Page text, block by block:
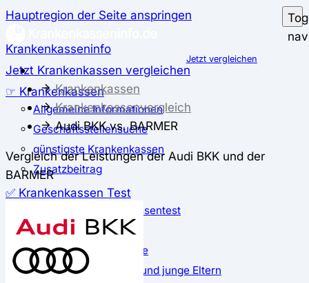
Hauptregion der Seite anspringen
Krankenkasseninfo
Jetzt Krankenkassen vergleichen
☞ Krankenkassen
Allgemeine Informationen
Geschäftsstellensuche
günstigste Krankenkassen
Zusatzbeitrag
✅ Krankenkassen Test
Der große Krankenkassentest
Test für Studierende
Test für Auszubildende
Test für Schwangere und junge Eltern
Jetzt vergleichen
Krankenkassen
Krankenkassenvergleich
Audi BKK vs. BARMER
Vergleich der Leistungen der Audi BKK und der
BARMER